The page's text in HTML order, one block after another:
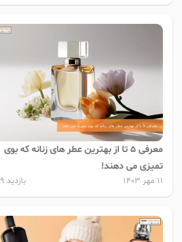
معرفی 5 تا از بهترین عطر های زنانه که بوی
تمیزی می دهند!
11 مهر 1403 بازدید 6649